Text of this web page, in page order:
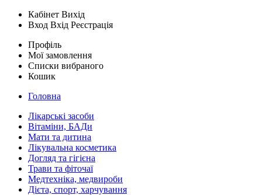
Кабінет Вихід
Вход Вхід Реєстрація
Профіль
Мої замовлення
Списки вибраного
Кошик
Головна
Лікарські засоби
Вітаміни, БАДи
Мати та дитина
Лікувальна косметика
Догляд та гігієна
Трави та фіточаї
Медтехніка, медвироби
Дієта, спорт, харчування